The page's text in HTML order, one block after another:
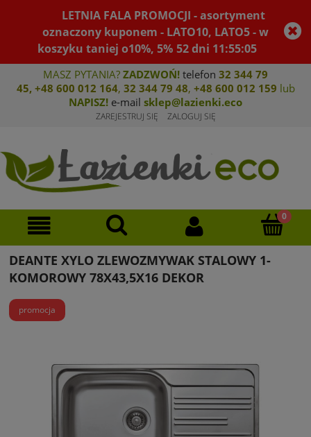
LETNIA FALA PROMOCJI - asortyment
oznaczony kuponem - LATO10, LATO5 - w
koszyku taniej o10%, 5% 52dni 11:55:05
MASZ PYTANIA? ZADZWOŃ! telefon 32 344 79
45, +48 600 012 164, 32 344 79 48, +48 600 012 159 lub
NAPISZ! e-mail sklep@lazienki.eco
ZAREJESTRUJ SIĘ ZALOGUJ SIĘ
DEANTE XYLO ZLEWOZMYWAK STALOWY 1-
KOMOROWY 78X43,5X16 DEKOR
promocja